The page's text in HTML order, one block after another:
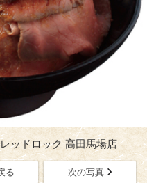
ッドロック 高田馬場店
る 次の写真